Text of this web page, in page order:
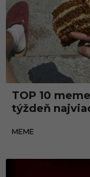
TOP 10
týždeň
MEME